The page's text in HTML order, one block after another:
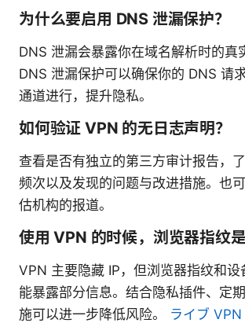
为什么要启用 DNS 泄漏保护？
DNS 泄漏会暴露你在域名解析时的真
DNS 泄漏保护可以确保你的 DNS 请
通道进行，提升隐私。
如何验证 VPN 的无日志声明？
查看是否有独立的第三方审计报告，了
频次以及发现的问题与改进措施。也
估机构的报道。
使用 VPN 的时候，浏览器指纹
VPN 主要隐藏 IP，但浏览器指纹和设
能暴露部分信息。结合隐私插件、定
施可以进一步降低风险。 ライブ VPN